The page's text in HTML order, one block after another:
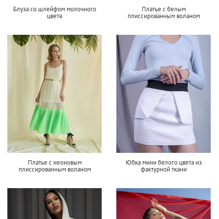
Блуза со шлейфом молочного
цвета
Платье с белым
плиссированным воланом
Платье с неоновым
плиссированным воланом
Юбка мини белого цвета из
фактурной ткани